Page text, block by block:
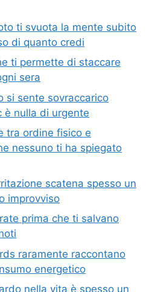
ti svuota la mente subito
di quanto credi
ti permette di staccare
sera
si sente sovraccarico
è nulla di urgente
tra ordine fisico e
nessuno ti ha spiegato
scatena spesso un
improvviso
prima che ti salvano
raramente raccontano
energetico
nella vita è spesso un